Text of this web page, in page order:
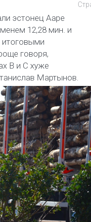
эстонец Ааре
12,28 мин. и
итоговыми
говоря,
В и С хуже
Мартынов.